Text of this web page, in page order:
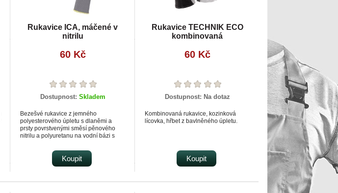
Rukavice ICA, máčené v
nitrilu
60 Kč
Dostupnost: Skladem
Bezešvé rukavice z jemného
polyesterového úpletu s dlaněmi a
prsty povrstvenými směsí pěnového
nitrilu a polyuretanu na vodní bázi s
pružný náplet. Doporučené aplikace:
automobilový průmysl, logistika,
skladování, hobby, práce s kluzkými
Koupit
Rukavice TECHNIK ECO
kombinovaná
60 Kč
Dostupnost: Na dotaz
Kombinovaná rukavice, kozinková
lícovka, hřbet z bavlněného úpletu.
Koupit